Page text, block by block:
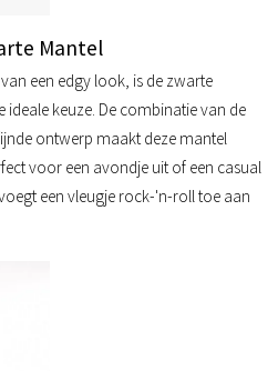
Mantel
een edgy look, is de zwarte
ideale keuze. De combinatie van de
ontwerp maakt deze mantel
voor een avondje uit of een casual
een vleugje rock-'n-roll toe aan